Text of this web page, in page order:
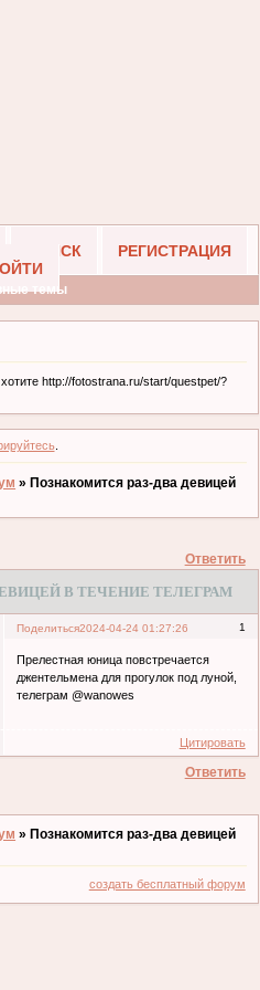
ПОИСК
РЕГИСТРАЦИЯ
темы
http://fotostrana.ru/start/questpet/?
.
» Познакомится раз-два девицей
В ТЕЧЕНИЕ ТЕЛЕГРАМ
Ответить
Поделиться 1
2024-04-24 01:27:26
Прелестная юница повстречается
джентельмена для прогулок под луной,
телеграм @wanowes
Цитировать
Ответить
»Познакомится раз-два девицей
создать бесплатный форум